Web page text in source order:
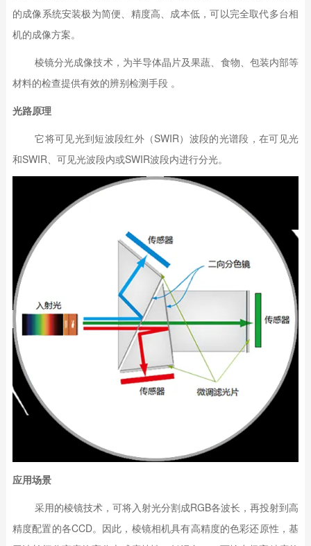
的成像系统安装极为简便、精度高、成本低，可以完全取代多台相
机的成像方案。
棱镜分光成像技术，为半导体晶片及果蔬、食物、包装内部等
材料的检查提供有效的辨别检测手段 。
光路原理
它将可见光到短波段红外（SWIR）波段的光谱段，在可见光
和SWIR、可见光波段内或SWIR波段内进行分光。
应用场景
采用的棱镜技术，可将入射光分割成RGB各波长，再投射到高
精度配置的各CCD。因此，棱镜相机具有高精度的色彩还原性，基